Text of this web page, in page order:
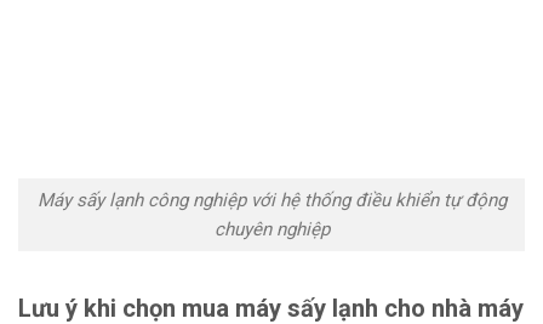
Máy sấy lạnh công nghiệp với hệ thống điều khiển tự động
chuyên nghiệp
Lưu ý khi chọn mua máy sấy lạnh cho nhà máy